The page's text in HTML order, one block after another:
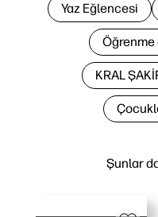
Şunlar
Yaz Eğlencesi
Öğrenme
KRAL